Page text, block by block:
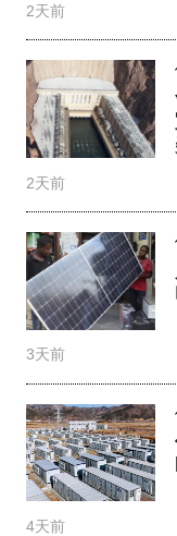
2天前
2天前
3天前
4天前